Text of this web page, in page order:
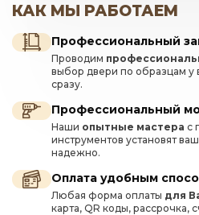
КАК МЫ РАБОТАЕМ
Профессиональный
Проводим
выбор двери по образцам у
сразу.
Профессиональный
Наши опытные мастера с
инструментов установят
надежно.
Оплата удобным
Любая форма оплаты для
карта, QR коды, рассрочка,